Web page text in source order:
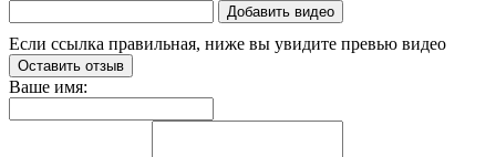
Добавить видео
Если ссылка правильная, ниже вы увидите превью видео
Оставить отзыв
Ваше имя: